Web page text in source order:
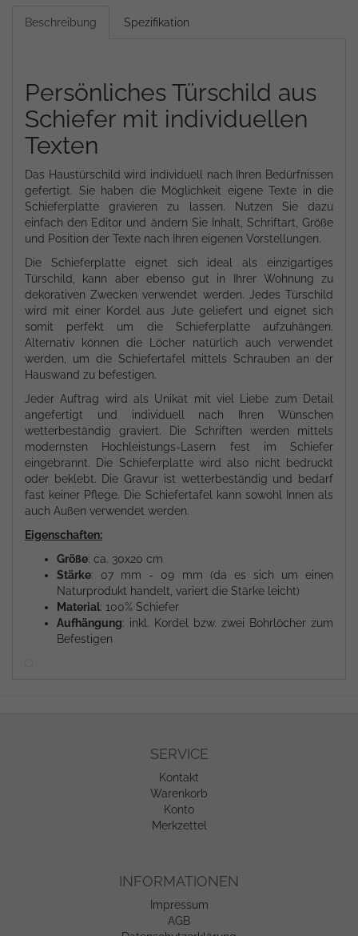
Beschreibung Spezifikation
Persönliches Türschild aus
Schiefer mit individuellen
Texten
Das Haustürschild wird individuell nach Ihren Bedürfnissen
gefertigt. Sie haben die Möglichkeit eigene Texte in die
Schieferplatte gravieren zu lassen. Nutzen Sie dazu
einfach den Editor und ändern Sie Inhalt, Schriftart, Größe
und Position der Texte nach Ihren eigenen Vorstellungen.
Die Schieferplatte eignet sich ideal als einzigartiges
Türschild, kann aber ebenso gut in Ihrer Wohnung zu
dekorativen Zwecken verwendet werden. Jedes Türschild
wird mit einer Kordel aus Jute geliefert und eignet sich
somit perfekt um die Schieferplatte aufzuhängen.
Alternativ können die Löcher natürlich auch verwendet
werden, um die Schiefertafel mittels Schrauben an der
Hauswand zu befestigen.
Jeder Auftrag wird als Unikat mit viel Liebe zum Detail
angefertigt und individuell nach Ihren Wünschen
wetterbeständig graviert. Die Schriften werden mittels
modernsten Hochleistungs-Lasern fest im Schiefer
eingebrannt. Die Schieferplatte wird also nicht bedruckt
oder beklebt. Die Gravur ist wetterbeständig und bedarf
fast keiner Pflege. Die Schiefertafel kann sowohl Innen als
auch Außen verwendet werden.
Eigenschaften:
Größe: ca. 30x20 cm
Stärke: 07 mm - 09 mm (da es sich um einen
Naturprodukt handelt, variert die Stärke leicht)
Material: 100% Schiefer
Aufhängung: inkl. Kordel bzw. zwei Bohrlöcher zum
Befestigen
SERVICE
Kontakt
Warenkorb
Konto
Merkzettel
INFORMATIONEN
Impressum
AGB